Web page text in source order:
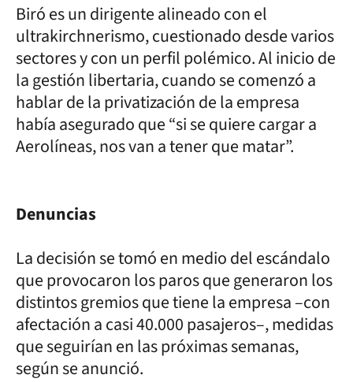
Biró es un dirigente alineado con el
ultrakirchnerismo, cuestionado desde varios
sectores y con un perfil polémico. Al inicio de
la gestión libertaria, cuando se comenzó a
hablar de la privatización de la empresa
había asegurado que “si se quiere cargar a
Aerolíneas, nos van a tener que matar”.
Denuncias
La decisión se tomó en medio del escándalo
que provocaron los paros que generaron los
distintos gremios que tiene la empresa –con
afectación a casi 40.000 pasajeros–, medidas
que seguirían en las próximas semanas,
según se anunció.